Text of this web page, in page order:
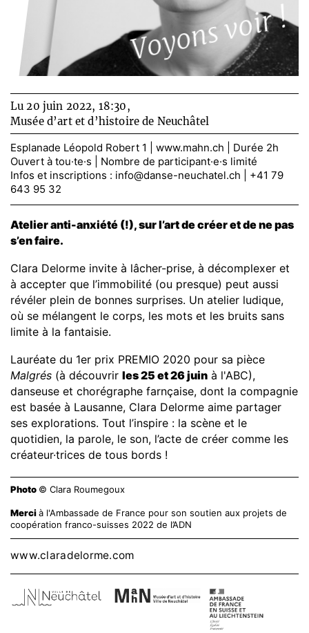
Voyons voir !
Lu 20 juin 2022, 18:30,
Musée d’art et d’histoire de Neuchâtel
Esplanade Léopold Robert 1 | www.mahn.ch | Durée 2h
Ouvert à tou·te·s | Nombre de participant·e·s limité
Infos et inscriptions : info@danse-neuchatel.ch | +41 79
643 95 32
Atelier anti-anxiété (!), sur l’art de créer et de ne pas
s’en faire.
Clara Delorme invite à lâcher-prise, à décomplexer et
à accepter que l’immobilité (ou presque) peut aussi
révéler plein de bonnes surprises. Un atelier ludique,
où se mélangent le corps, les mots et les bruits sans
limite à la fantaisie.
Lauréate du 1er prix PREMIO 2020 pour sa pièce
Malgrés (à découvrir les 25 et 26 juin à l'ABC),
danseuse et chorégraphe farnçaise, dont la compagnie
est basée à Lausanne, Clara Delorme aime partager
ses explorations. Tout l’inspire : la scène et le
quotidien, la parole, le son, l’acte de créer comme les
créateur·trices de tous bords !
Photo © Clara Roumegoux
Mercià l'Ambassade de France pour son soutien aux projets de
coopération franco-suisses 2022 de l’ADN
www.claradelorme.com